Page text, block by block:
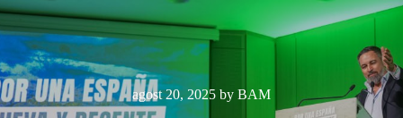
agost 20, 2025 by BAM